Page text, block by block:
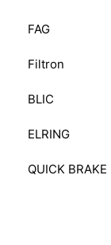
FAG
Filtron
BLIC
ELRING
QUICK BRAKE